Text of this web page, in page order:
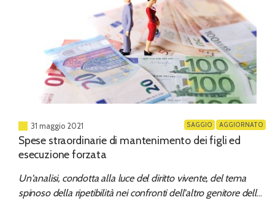
31 maggio 2021 AGGIORNATO
SAGGIO
Spese straordinarie di mantenimento dei figli ed
esecuzione forzata
Un'analisi, condotta alla luce del diritto vivente, del tema
spinoso della ripetibilità nei confronti dell'altro genitore delle